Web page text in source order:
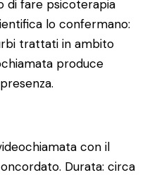
di fare psicoterapia
lo confermano:
trattati in ambito
produce
con il
Durata: circa